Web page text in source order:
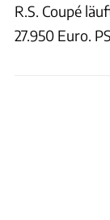
R.S. Coupé
27.950 Euro.